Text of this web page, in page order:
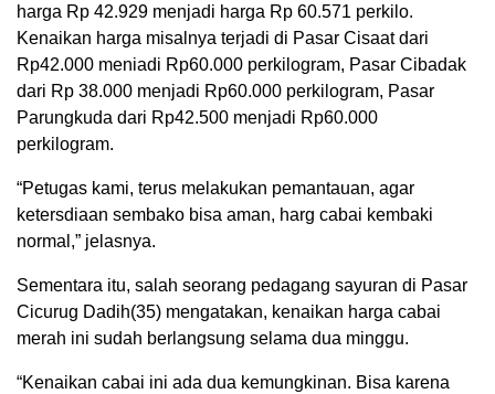
harga Rp 42.929 menjadi harga Rp 60.571 perkilo.
Kenaikan harga misalnya terjadi di Pasar Cisaat dari
Rp42.000 meniadi Rp60.000 perkilogram, Pasar Cibadak
dari Rp 38.000 menjadi Rp60.000 perkilogram, Pasar
Parungkuda dari Rp42.500 menjadi Rp60.000
perkilogram.
“Petugas kami, terus melakukan pemantauan, agar
ketersdiaan sembako bisa aman, harg cabai kembaki
normal,” jelasnya.
Sementara itu, salah seorang pedagang sayuran di Pasar
Cicurug Dadih(35) mengatakan, kenaikan harga cabai
merah ini sudah berlangsung selama dua minggu.
“Kenaikan cabai ini ada dua kemungkinan. Bisa karena